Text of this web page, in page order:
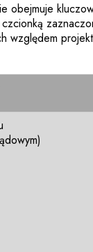
obejmuje
względem